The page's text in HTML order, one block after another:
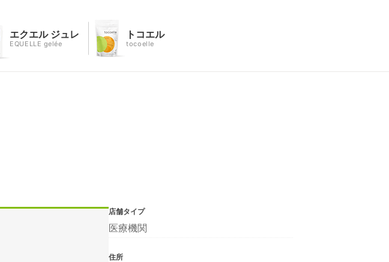
エクエル ジュレ
EQUELLE gelée
トコエル
tocoelle
店舗タイプ
医療機関
住所